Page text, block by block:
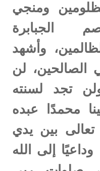
ومنجي
الجبابرة
وأشهد
الصالحين، لن
تجد لسنته
محمدًا عبده
تعالى بين يدي
وداعيًا إلى الله